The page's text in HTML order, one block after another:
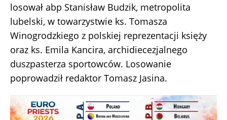
losował abp Stanisław Budzik, metropolita
lubelski, w towarzystwie ks. Tomasza
Winogrodzkiego z polskiej reprezentacji księży
oraz ks. Emila Kancira, archidiecezjalnego
duszpasterza sportowców. Losowanie
poprowadził redaktor Tomasz Jasina.